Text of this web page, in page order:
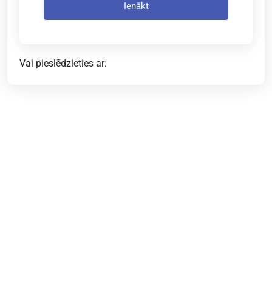
Ienākt
Vai pieslēdzieties ar: